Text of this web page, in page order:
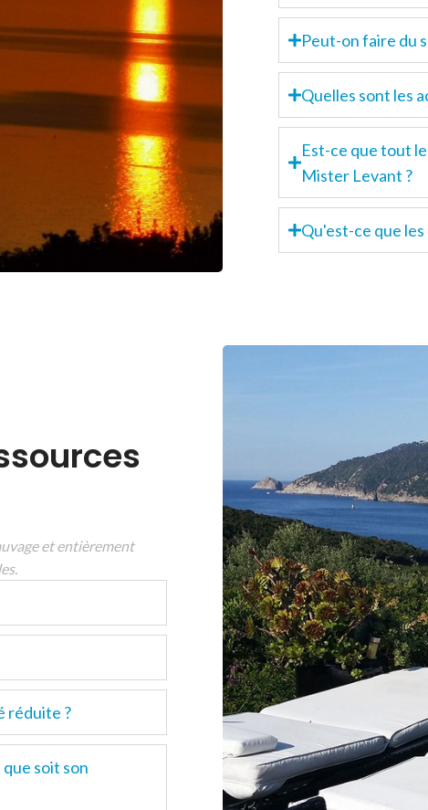
Peut-on faire du
Quelles sont les
Est-ce que tout
Mister Levant ?
Qu'est-ce que
et entièrement
réduite ?
soit son